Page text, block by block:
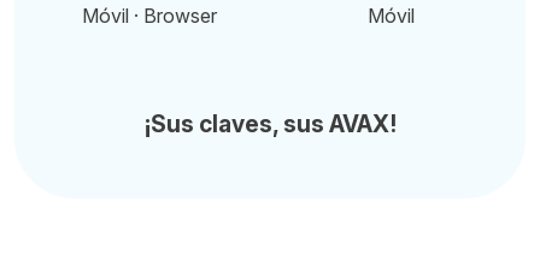
Móvil · Browser Móvil
¡Sus claves, sus AVAX!